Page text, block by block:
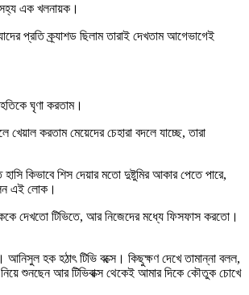
এক খলনায়ক।
প্রতি ক্র্যাশড ছিলাম তারাই দেখতাম আগেভাগেই
ঘৃণা করতাম।
করতাম মেয়েদের চেহারা বদলে যাচ্ছে, তারা
কিভাবে শিস দেয়ার মতো দুষ্টুমির আকার পেতে পারে,
এই লোক।
দেখতো টিভিতে, আর নিজেদের মধ্যে ফিসফাস করতো।
হক হঠাৎ টিভি বক্সে। কিছুক্ষণ দেখে তামান্না বলল,
শুনছেন আর টিভিবাক্স থেকেই আমার দিকে কৌতুক চোখে